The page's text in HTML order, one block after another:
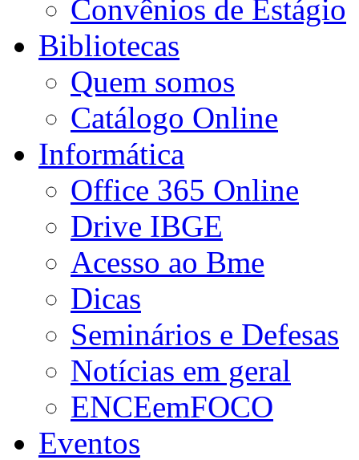
Convênios de Estágio
Bibliotecas
Quem somos
Catálogo Online
Informática
Office 365 Online
Drive IBGE
Acesso ao Bme
Dicas
Seminários e Defesas
Notícias em geral
ENCEemFOCO
Eventos